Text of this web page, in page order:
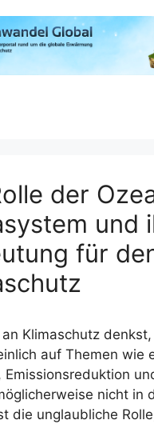
der
und
für
Klimaschutz
auf Themen wie
Emissionsreduktion
nicht in
die unglaubliche